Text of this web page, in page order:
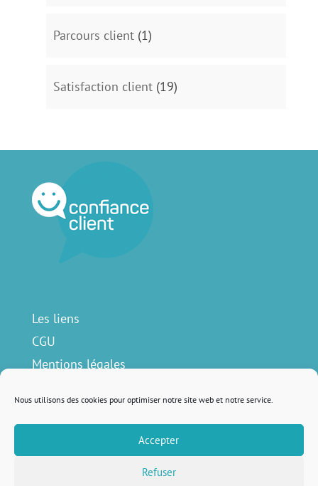
Nous utilisons des cookies pour optimiser notre site web et notre service.
Accepter
Refuser
Parcours client(1)
Satisfaction client(19)
Les liens
CGU
Mentions légales